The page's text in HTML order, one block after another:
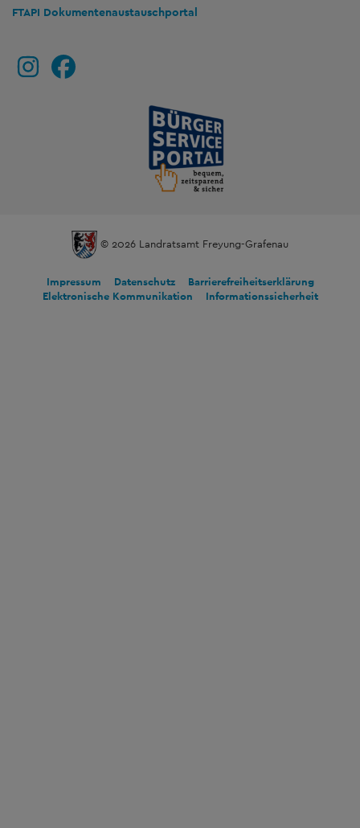
FTAPI Dokumentenaustauschportal
© 2026 Landratsamt Freyung-Grafenau
Impressum Datenschutz
Barrierefreiheitserklärung
Elektronische Kommunikation
Informationssicherheit